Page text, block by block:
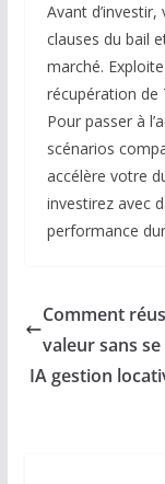
Avant
clauses du bail
marché.
récupération de
Pour passer à
scénarios
accélère votre
investirez avec
performance
Comment
valeur sans
IA gestion